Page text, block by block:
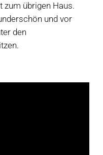
zum übrigen Haus.
und vor
den